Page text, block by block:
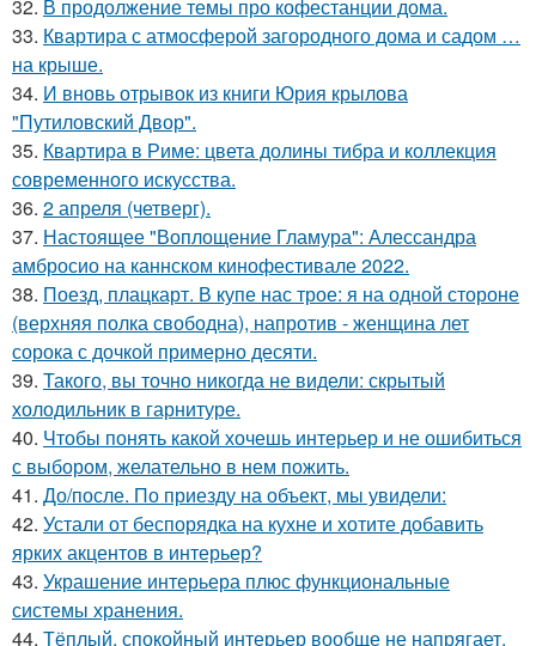
32. В продолжение темы про кофестанции дома.
33. Квартира с атмосферой загородного дома и садом …
на крыше.
34. И вновь отрывок из книги Юрия крылова
"Путиловский Двор".
35. Квартира в Риме: цвета долины тибра и коллекция
современного искусства.
36. 2 апреля (четверг).
37. Настоящее "Воплощение Гламура": Алессандра
амбросио на каннском кинофестивале 2022.
38. Поезд, плацкарт. В купе нас трое: я на одной стороне
(верхняя полка свободна), напротив - женщина лет
сорока с дочкой примерно десяти.
39. Такого, вы точно никогда не видели: скрытый
холодильник в гарнитуре.
40. Чтобы понять какой хочешь интерьер и не ошибиться
с выбором, желательно в нем пожить.
41. До/после. По приезду на объект, мы увидели:
42. Устали от беспорядка на кухне и хотите добавить
ярких акцентов в интерьер?
43. Украшение интерьера плюс функциональные
системы хранения.
44. Тёплый, спокойный интерьер вообще не напрягает,